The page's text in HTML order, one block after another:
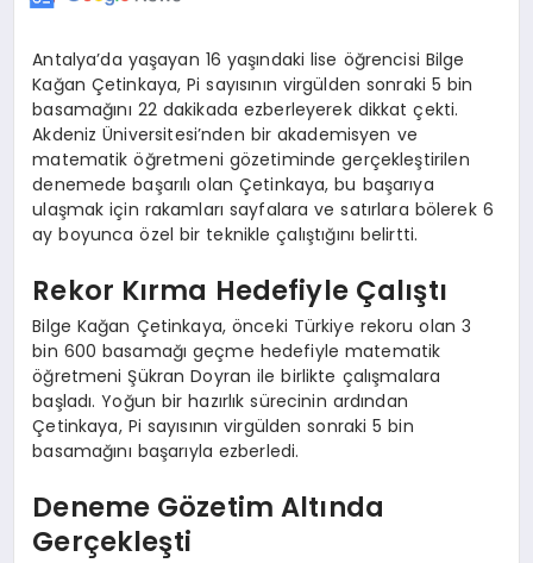
Antalya’da yaşayan 16 yaşındaki lise öğrencisi Bilge
Kağan Çetinkaya, Pi sayısının virgülden sonraki 5 bin
basamağını 22 dakikada ezberleyerek dikkat çekti.
Akdeniz Üniversitesi’nden bir akademisyen ve
matematik öğretmeni gözetiminde gerçekleştirilen
denemede başarılı olan Çetinkaya, bu başarıya
ulaşmak için rakamları sayfalara ve satırlara bölerek 6
ay boyunca özel bir teknikle çalıştığını belirtti.
Rekor Kırma Hedefiyle Çalıştı
Bilge Kağan Çetinkaya, önceki Türkiye rekoru olan 3
bin 600 basamağı geçme hedefiyle matematik
öğretmeni Şükran Doyran ile birlikte çalışmalara
başladı. Yoğun bir hazırlık sürecinin ardından
Çetinkaya, Pi sayısının virgülden sonraki 5 bin
basamağını başarıyla ezberledi.
Deneme Gözetim Altında
Gerçekleşti